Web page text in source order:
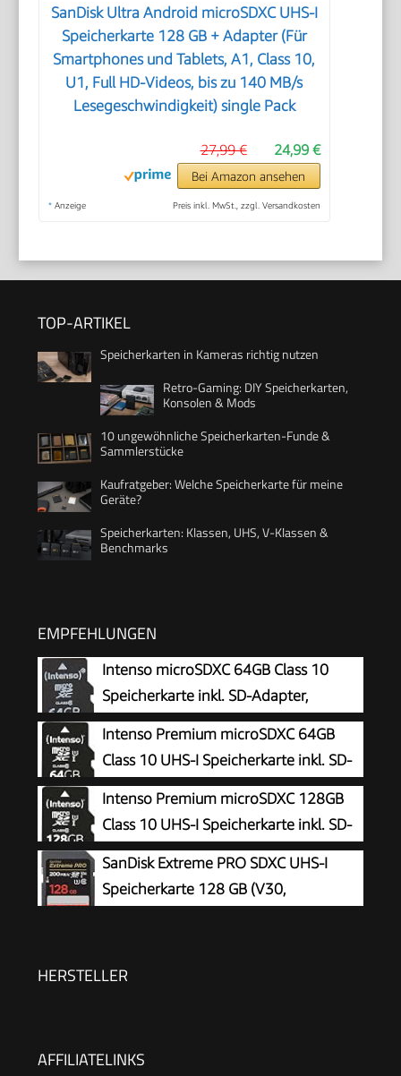
SanDisk Ultra Android microSDXC UHS-I
Speicherkarte 128 GB + Adapter (Für
Smartphones und Tablets, A1, Class 10,
U1, Full HD-Videos, bis zu 140 MB/s
Lesegeschwindigkeit) single Pack
24,99 €
27,99 €
Bei Amazon ansehen
* Anzeige Preis inkl. MwSt., zzgl. Versandkosten
TOP-ARTIKEL
Speicherkarten in Kameras richtig nutzen
Retro-Gaming: DIY Speicherkarten,
Konsolen & Mods
10 ungewöhnliche Speicherkarten-Funde &
Sammlerstücke
Kaufratgeber: Welche Speicherkarte für meine
Geräte?
Speicherkarten: Klassen, UHS, V-Klassen &
Benchmarks
EMPFEHLUNGEN
Intenso microSDXC 64GB Class 10
Speicherkarte inkl. SD-Adapter,
schwarz
Intenso Premium microSDXC 64GB
Class 10 UHS-I Speicherkarte inkl. SD-
Adapter (bis zu 90 MB/s), schwarz
Intenso Premium microSDXC 128GB
Class 10 UHS-I Speicherkarte inkl. SD-
Adapter (bis zu 90 MB/s), schwarz
SanDisk Extreme PRO SDXC UHS-I
Speicherkarte 128 GB (V30,
Technologie, temperaturbeständig)
HERSTELLER
AFFILIATELINKS